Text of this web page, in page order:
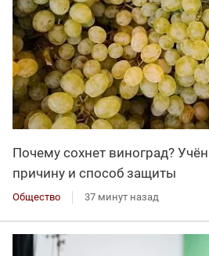
Почему сохнет виноград?
причину и способ защиты
Общество 37 минут назад